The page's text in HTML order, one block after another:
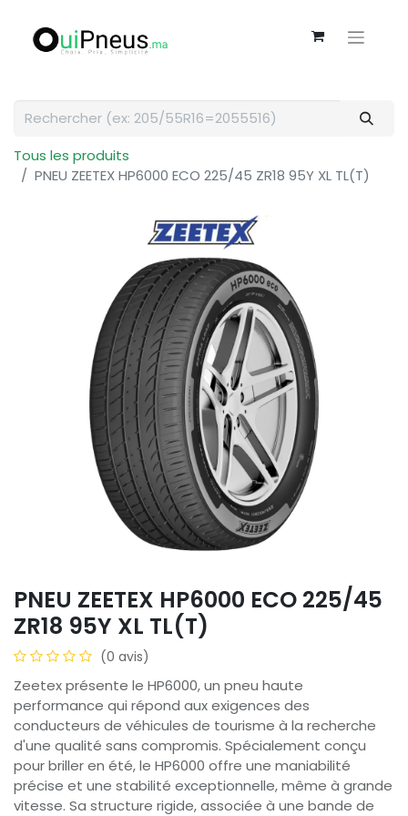
Tous les produits
PNEU ZEETEX HP6000 ECO 225/45 ZR18 95Y XL TL(T)
PNEU ZEETEX HP6000 ECO 225/45
ZR18 95Y XL TL(T)
(0 avis)
Zeetex présente le HP6000, un pneu haute
performance qui répond aux exigences des
conducteurs de véhicules de tourisme à la recherche
d'une qualité sans compromis. Spécialement conçu
pour briller en été, le HP6000 offre une maniabilité
précise et une stabilité exceptionnelle, même à grande
vitesse. Sa structure rigide, associée à une bande de